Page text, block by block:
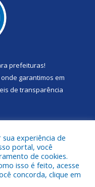
prefeituras!
garantimos em
de transparência
Municipal de Portel.
experiência de
portal, você
de cookies.
isso é feito, acesse
concorda, clique em